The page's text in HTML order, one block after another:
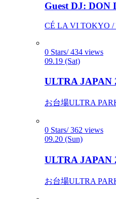
Guest DJ: DON
CÉ LA VI TOKYO /
0 Stars/ 434 views
09.19 (Sat)
ULTRA JAPAN
お台場ULTRA
0 Stars/ 362 views
09.20 (Sun)
ULTRA JAPAN
お台場ULTRA